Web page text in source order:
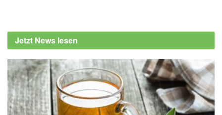
Xiaozhou Zhang, Matthew F. Wipperman,
Sebastian Reuter, et al.: Influence of the
responses to an inhaled allergen; in: Mucosal
Immunology (veröffentlicht 16.07.2022),
Mucosal Immunology
Rutgers University: Influence of the early-life
Jetzt News lesen